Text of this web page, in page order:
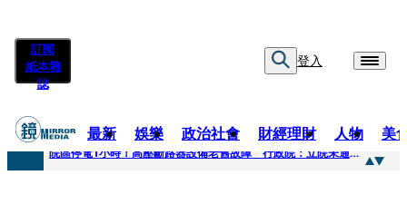
訂閱
紙本雜
誌
登入
最新 娛樂 政治社會 財經理財 人物 美
快訊
院區停電1小時！高壓斷路器設備老舊故障 行政院：立院未通過預算